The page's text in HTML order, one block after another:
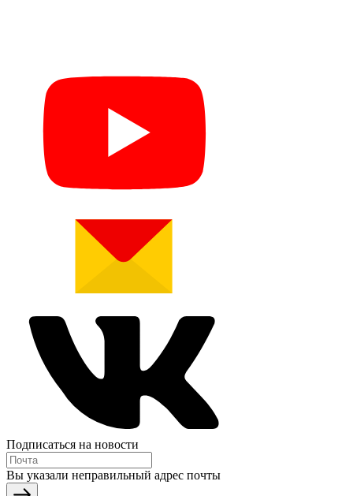
Подписаться на новости
Вы указали неправильный адрес почты